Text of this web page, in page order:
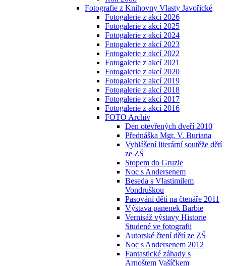
Fotografie z Knihovny Vlasty Javořické
Fotogalerie z akcí 2026
Fotogalerie z akcí 2025
Fotogalerie z akcí 2024
Fotogalerie z akcí 2023
Fotogalerie z akcí 2022
Fotogalerie z akcí 2021
Fotogalerie z akcí 2020
Fotogalerie z akcí 2019
Fotogalerie z akcí 2018
Fotogalerie z akcí 2017
Fotogalerie z akcí 2016
FOTO Archiv
Den otevřených dveří 2010
Přednáška Mgr. V. Buriana
Vyhlášení literární soutěže dětí
ze ZŠ
Stopem do Gruzie
Noc s Andersenem
Beseda s Vlastimilem
Vondruškou
Pasování dětí na čtenáře 2011
Výstava panenek Barbie
Vernisáž výstavy Historie
Studené ve fotografii
Autorské čtení dětí ze ZŠ
Noc s Andersenem 2012
Fantastické záhady s
Arnoštem Vašíčkem